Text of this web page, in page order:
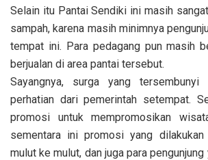
Selain itu Pantai Sendiki ini masih
sampah, karena masih minimnya
tempat ini. Para pedagang pun masih
berjualan di area pantai tersebut.
Sayangnya, surga yang
perhatian dari pemerintah setempat.
promosi untuk mempromosikan
sementara ini promosi yang
mulut ke mulut, dan juga para